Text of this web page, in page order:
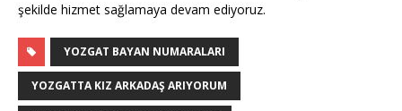
şekilde hizmet sağlamaya devam ediyoruz.
YOZGAT BAYAN NUMARALARI
YOZGATTA KIZ ARKADAŞ ARIYORUM